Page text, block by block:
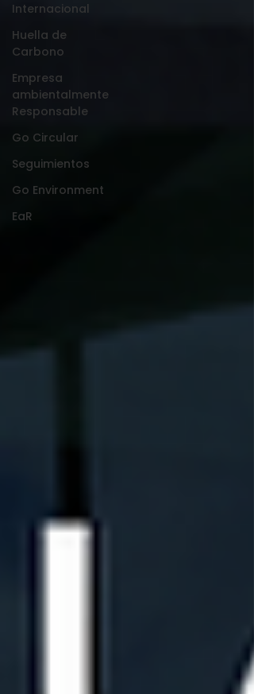
Internacional
Huella de
Carbono
Empresa
ambientalmente
Responsable
Go Circular
Seguimientos
Go Environment
EaR